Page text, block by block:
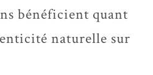
bénéficient quant
naturelle sur